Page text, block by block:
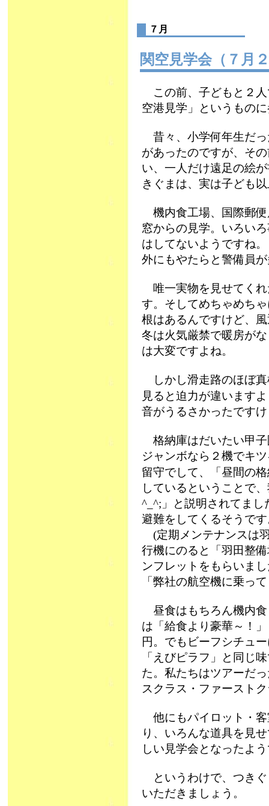
７月
関空見学会（７
この前、子どもと２人
空港見学」というもの
昔々、小学何年生だっ
があったのですが、そ
い、一人だけ遠足の絵
きぐまは、実は子ども
機内食工場、国際郵便
窓からの見学。いろい
はしてないようですね
外にもやたらと警備員
唯一実物を見せてく
す。そしてめちゃめち
根はあるんですけど、
冬は火気厳禁で暖房が
は大変ですよね。
しかし滑走路のほぼ真
見ると迫力が違います
音がうるさかったです
格納庫はだいたい甲子
ジャンボなら２機でキ
留守でして、「昼間の
しているということで
^_^;」と説明されてま
避難をしてくるそうで
(定期メンテナンスは
行機にのると「羽田整
ンフレットをもらいま
「弊社の航空機に乗っ
昼食はもちろん機内食
は「給食より豪華～！
円。でもビーフシチュ
「えびピラフ」と同じ
た。私たちはツアーだ
スクラス・ファースト
他にもパイロット・客
り、いろんな道具を見
しい見学会となったよ
というわけで、つきぐ
いただきましょう。